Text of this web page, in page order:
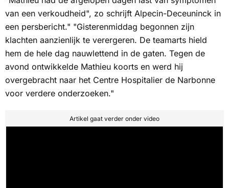
van een verkoudheid", zo schrijft Alpecin-Deceuninck in
een persbericht." "Gisterenmiddag begonnen zijn
klachten aanzienlijk te verergeren. De teamarts hield
hem de hele dag nauwlettend in de gaten. Tegen de
avond ontwikkelde Mathieu koorts en werd hij
overgebracht naar het Centre Hospitalier de Narbonne
voor verdere onderzoeken."
Artikel gaat verder onder video